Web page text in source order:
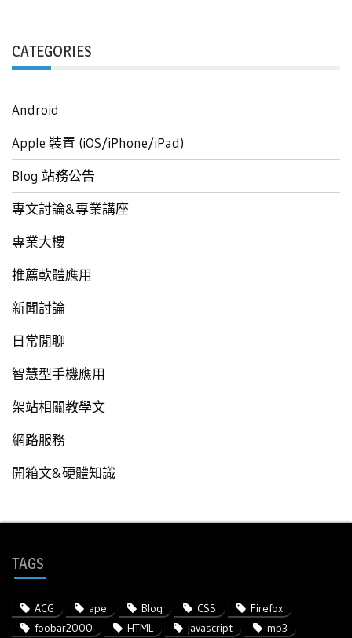
CATEGORIES
Android
Apple 裝置 (iOS/iPhone/iPad)
Blog 站務公告
專文討論&專業講座
專業大樓
推薦軟體應用
新聞討論
日常閒聊
智慧型手機應用
架站相關教學文
網路服務
開箱文&硬體知識
TAGS
ACG ape Blog CSS
Firefox
foobar2000
HTML javascript mp3